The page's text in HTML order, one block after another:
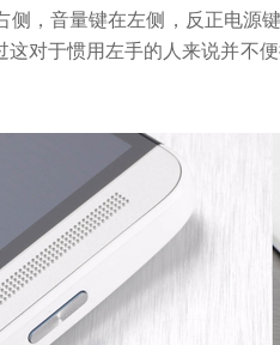
侧，音量键在左侧，反正电源
这对于惯用左手的人来说并不